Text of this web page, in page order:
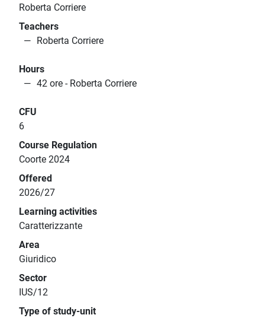
Roberta Corriere
Teachers
Roberta Corriere
Hours
42 ore - Roberta Corriere
CFU
6
Course Regulation
Coorte 2024
Offered
2026/27
Learning activities
Caratterizzante
Area
Giuridico
Sector
IUS/12
Type of study-unit